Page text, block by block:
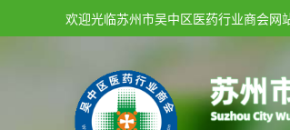
欢迎光临苏州市吴中区医药行业商会网站